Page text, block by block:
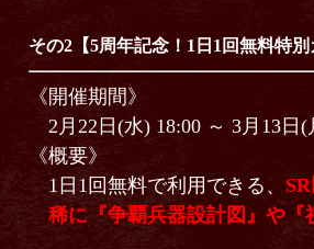
その2【5周年記念！1日1回無料特別
《開催期間》
2月22日(水) 18:00 ～ 3月13日(
《概要》
1日1回無料で利用できる、
稀に『争覇兵器設計図』や『